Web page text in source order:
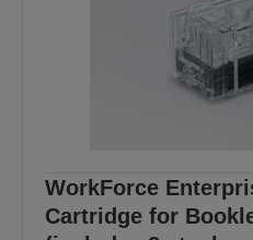
WorkForce
Cartridge for